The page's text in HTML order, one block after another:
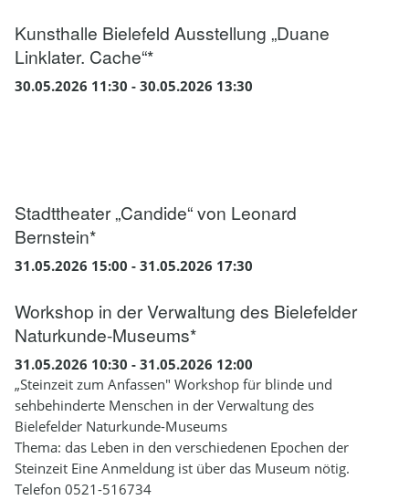
Kunsthalle Bielefeld Ausstellung „Duane
Linklater. Cache“*
30.05.2026 11:30 - 30.05.2026 13:30
Stadttheater „Candide“ von Leonard
Bernstein*
31.05.2026 15:00 - 31.05.2026 17:30
Workshop in der Verwaltung des Bielefelder
Naturkunde-Museums*
31.05.2026 10:30 - 31.05.2026 12:00
„Steinzeit zum Anfassen" Workshop für blinde und
sehbehinderte Menschen in der Verwaltung des
Bielefelder Naturkunde-Museums
Thema: das Leben in den verschiedenen Epochen der
Steinzeit Eine Anmeldung ist über das Museum nötig.
Telefon 0521-516734